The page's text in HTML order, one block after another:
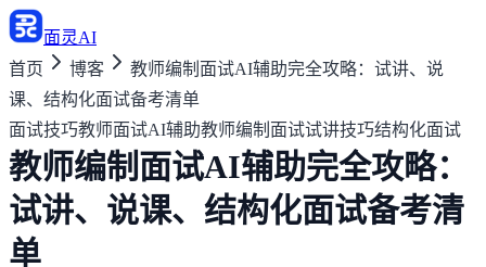
面灵AI
首页
博客
教师编制面试AI辅助完全攻略：试讲、说
课、结构化面试备考清单
面试技巧教师面试AI辅助教师编制面试试讲技巧结构化面试
教师编制面试AI辅助完全攻略：
试讲、说课、结构化面试备考清
单